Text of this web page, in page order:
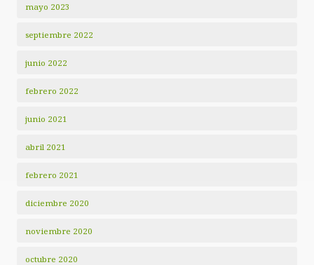
mayo 2023
septiembre 2022
junio 2022
febrero 2022
junio 2021
abril 2021
febrero 2021
diciembre 2020
noviembre 2020
octubre 2020